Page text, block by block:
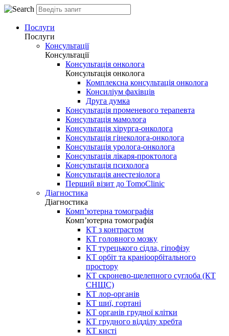
Послуги
Послуги
Консультації
Консультації
Консультація онколога
Консультація онколога
Комплексна консультація онколога
Консиліум фахівців
Друга думка
Консультація променевого терапевта
Консультація мамолога
Консультація хірурга-онколога
Консультація гінеколога-онколога
Консультація уролога-онколога
Консультація лікаря-проктолога
Консультація психолога
Консультація анестезіолога
Перший візит до TomoClinic
Діагностика
Діагностика
Комп’ютерна томографія
Комп’ютерна томографія
КТ з контрастом
КТ головного мозку
КТ турецького сідла, гіпофізу
КТ орбіт та краніоорбітального
простору
КТ скронево-щелепного суглоба (КТ
СНЩС)
КТ лор-органів
КТ шиї, гортані
КТ органів грудної клітки
КТ грудного відділу хребта
КТ кисті